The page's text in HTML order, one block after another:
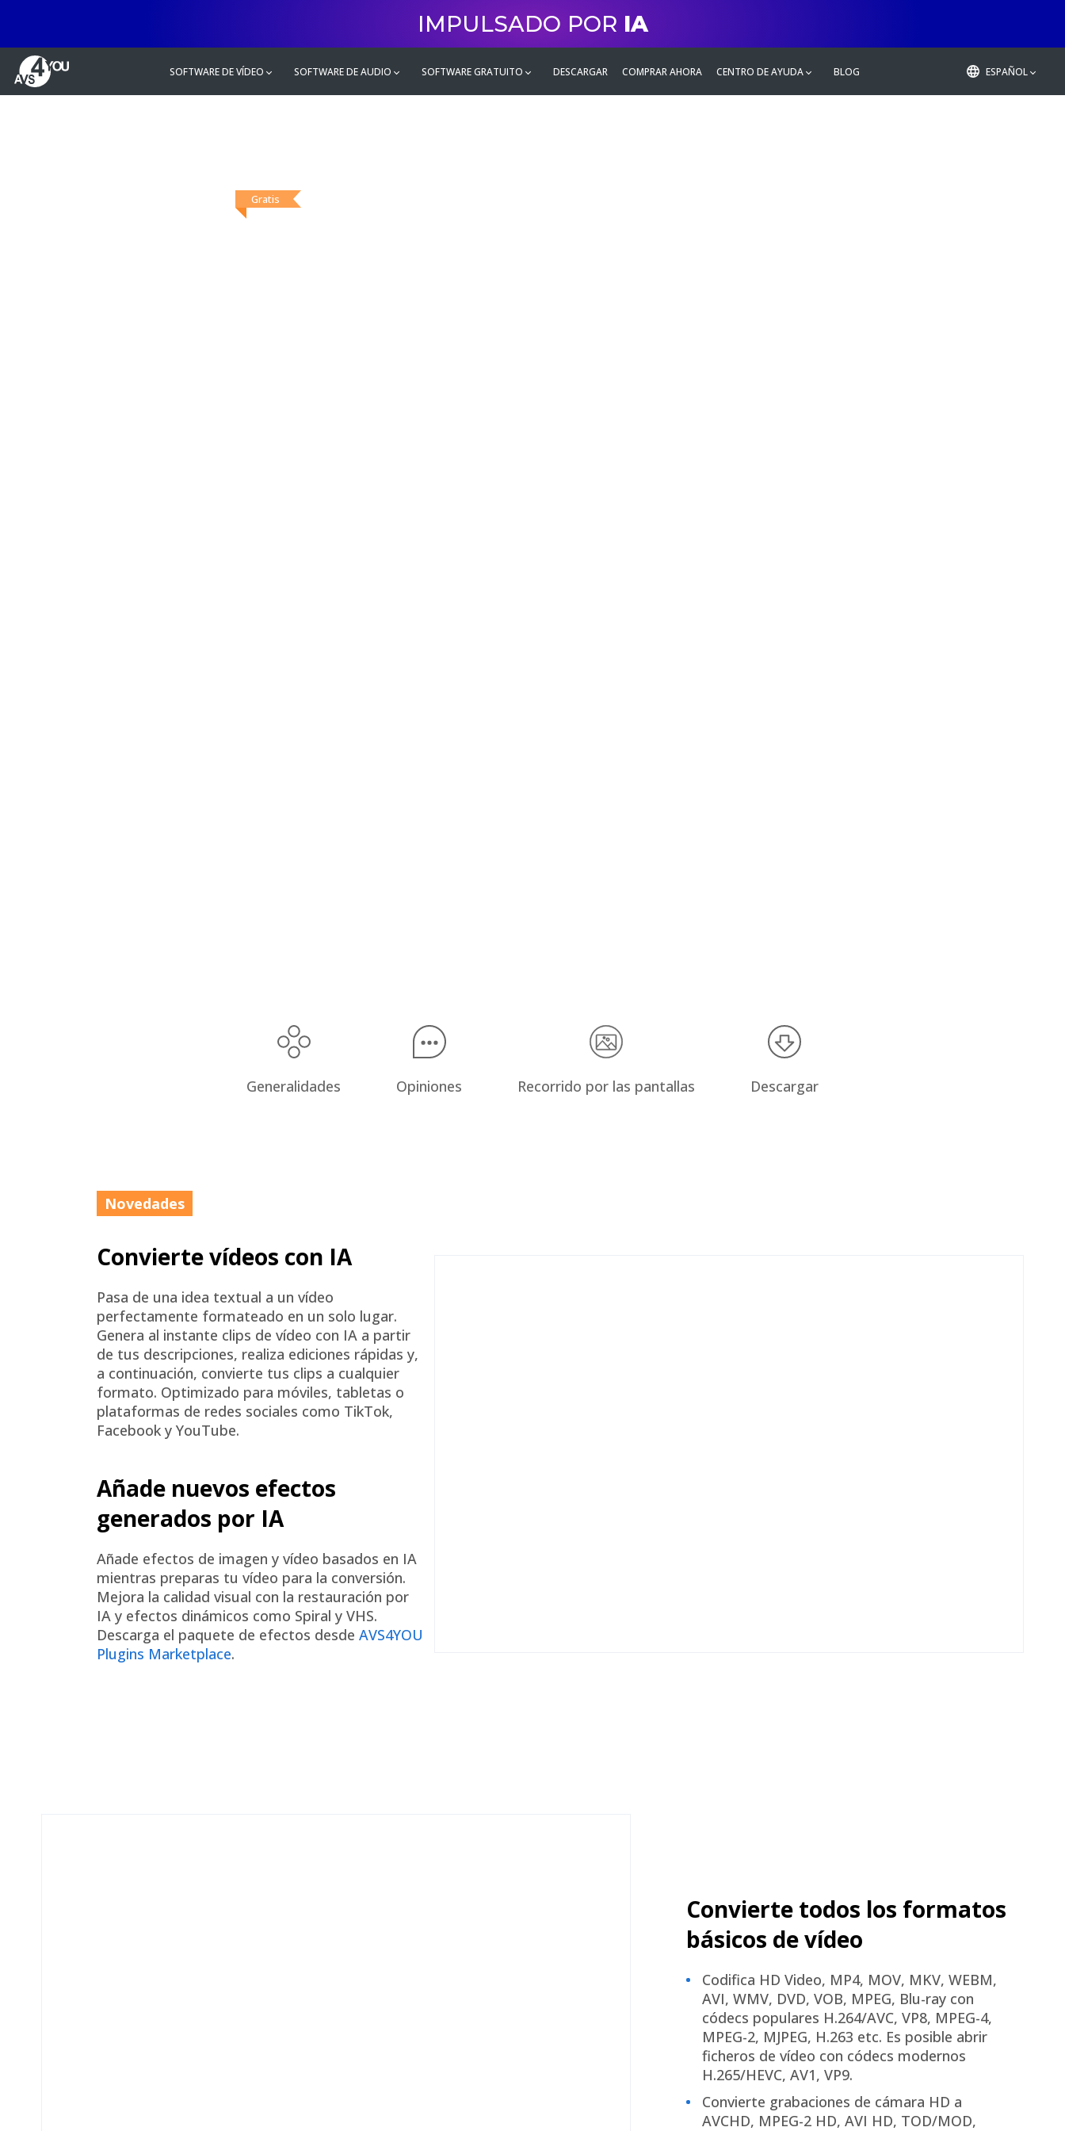
IMPULSADO POR IA
SOFTWARE DE VÍDEO SOFTWARE DE AUDIO SOFTWARE GRATUITO DESCARGAR COMPRAR AHORA CENTRO DE AYUDA BLOG ESPAÑOL
Gratis
Generalidades Opiniones Recorrido por las pantallas Descargar
Novedades
Convierte vídeos con IA
Pasa de una idea textual a un vídeo
perfectamente formateado en un solo lugar.
Genera al instante clips de vídeo con IA a partir
de tus descripciones, realiza ediciones rápidas y,
a continuación, convierte tus clips a cualquier
formato. Optimizado para móviles, tabletas o
plataformas de redes sociales como TikTok,
Facebook y YouTube.
Añade nuevos efectos
generados por IA
Añade efectos de imagen y vídeo basados en IA
mientras preparas tu vídeo para la conversión.
Mejora la calidad visual con la restauración por
IA y efectos dinámicos como Spiral y VHS.
Descarga el paquete de efectos desde AVS4YOU
Plugins Marketplace.
Сonvierte todos los formatos
básicos de vídeo
Codifica HD Video, MP4, MOV, MKV, WEBM,
AVI, WMV, DVD, VOB, MPEG, Blu-ray con
códecs populares H.264/AVC, VP8, MPEG-4,
MPEG-2, MJPEG, H.263 etc. Es posible abrir
ficheros de vídeo con códecs modernos
H.265/HEVC, AV1, VP9.
Convierte grabaciones de cámara HD a
AVCHD, MPEG-2 HD, AVI HD, TOD/MOD,